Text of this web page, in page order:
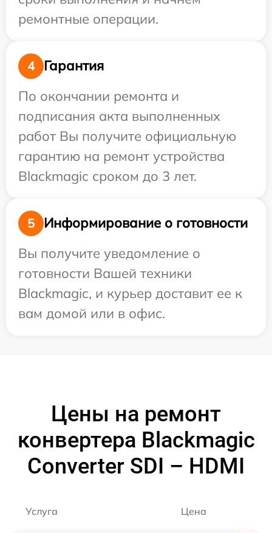
ремонтные операции.
4
Гарантия
По окончании ремонта и
подписания акта выполненных
работ Вы получите официальную
гарантию на ремонт устройства
Blackmagic сроком до 3 лет.
5
Информирование о готовности
Вы получите уведомление о
готовности Вашей техники
Blackmagic, и курьер доставит ее к
вам домой или в офис.
Цены на ремонт
конвертера Blackmagic
Converter SDI – HDMI
Услуга Цена